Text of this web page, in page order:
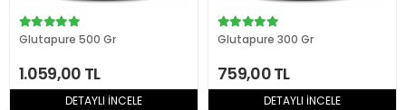
Glutapure 500 Gr
1.059,00 TL
DETAYLI İNCELE
Glutapure 300 Gr
759,00 TL
DETAYLI İNCELE